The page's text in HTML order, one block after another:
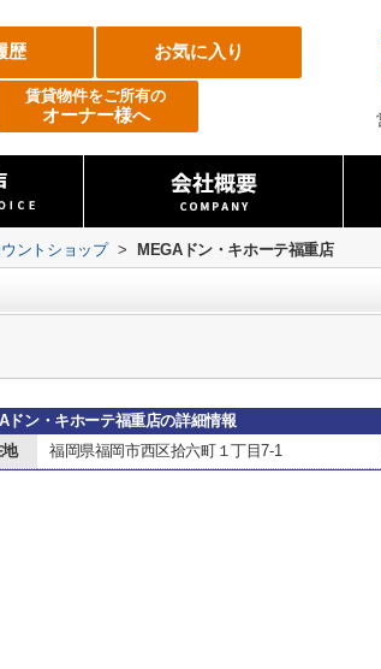
歴 お気に入り
賃貸物件をご所有の
オーナー様へ
ントショップ > MEGAドン・キホーテ福重店
ドン・キホーテ福重店の詳細情報
地
福岡県福岡市西区拾六町１丁目7-1